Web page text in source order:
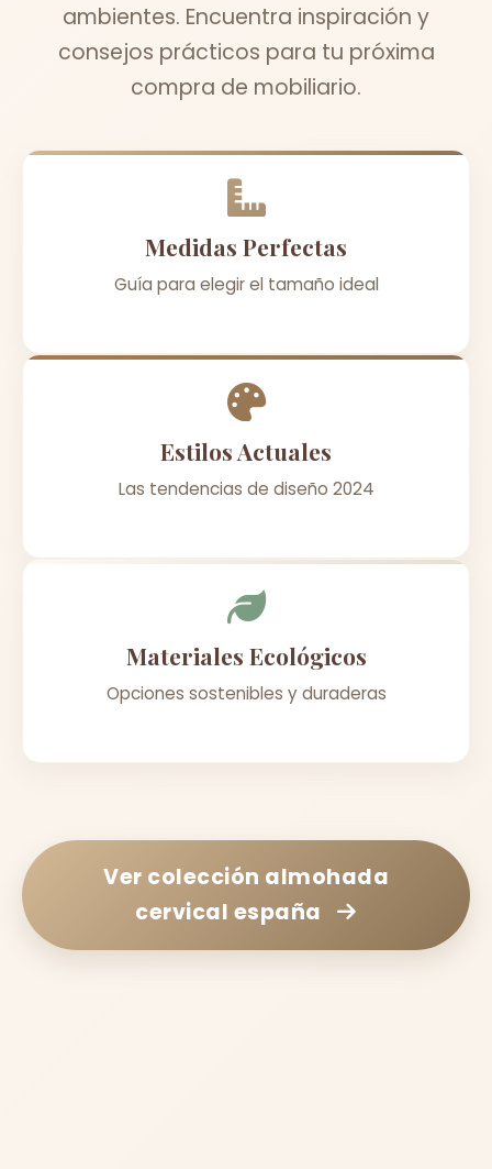
ambientes. Encuentra inspiración y
consejos prácticos para tu próxima
compra de mobiliario.
Medidas Perfectas
Guía para elegir el tamaño ideal
Estilos Actuales
Las tendencias de diseño 2024
Materiales Ecológicos
Opciones sostenibles y duraderas
Ver colección almohada
cervical españa